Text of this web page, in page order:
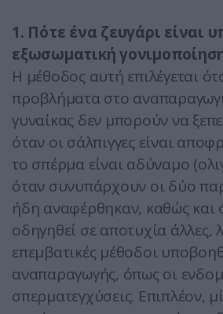
1. Πότε ένα ζευγάρι είναι
εξωσωµατική
Η μέθοδος αυτή επιλέγεται
προβλήματα στο
γυναίκας δεν μπορούν να
όταν οι σάλπιγγες είναι
το σπέρμα είναι αδύναμο
όταν συνυπάρχουν οι δύο
ήδη αναφέρθηκαν, καθώς και
οδηγηθεί σε αποτυχία άλλες,
επεμβατικές μέθοδοι
αναπαραγωγής, όπως οι
σπερματεγχύσεις. Επιπλέον,